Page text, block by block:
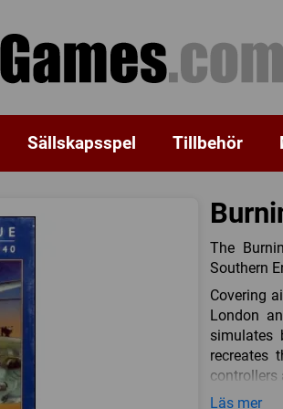
Sällskapsspel Tillbehör
The
Southern
Covering
London
simulates
recreates
controllers
The game
Läs mer